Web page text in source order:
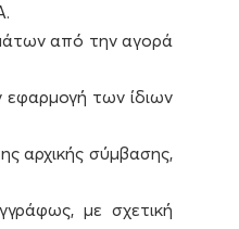
από την αγορά
εφαρμογή των ίδιων
αρχικής σύμβασης,
με σχετική